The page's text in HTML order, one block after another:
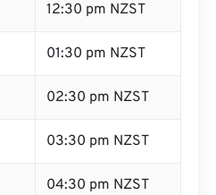
12:30 pm NZST
01:30 pm NZST
02:30 pm NZST
03:30 pm NZST
04:30 pm NZST